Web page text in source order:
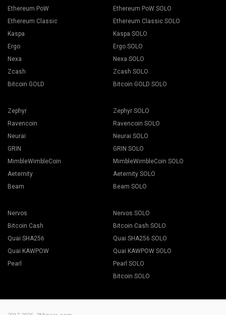
Ethereum PoW
Ethereum Classic
Kaspa
Ergo
Nexa
Zcash
Bitcoin GOLD
Ethereum PoW SOLO
Ethereum Classic SOLO
Kaspa SOLO
Ergo SOLO
Nexa SOLO
Zcash SOLO
Bitcoin GOLD SOLO
Zephyr
Ravencoin
Neurai
GRIN
MimbleWimbleCoin
Aeternity
Beam
Zephyr SOLO
Ravencoin SOLO
Neurai SOLO
GRIN SOLO
MimbleWimbleCoin SOLO
Aeternity SOLO
Beam SOLO
Nervos
Bitcoin Cash
Quai SHA256
Quai KAWPOW
Pearl
Nervos SOLO
Bitcoin Cash SOLO
Quai SHA256 SOLO
Quai KAWPOW SOLO
Pearl SOLO
Bitcoin SOLO